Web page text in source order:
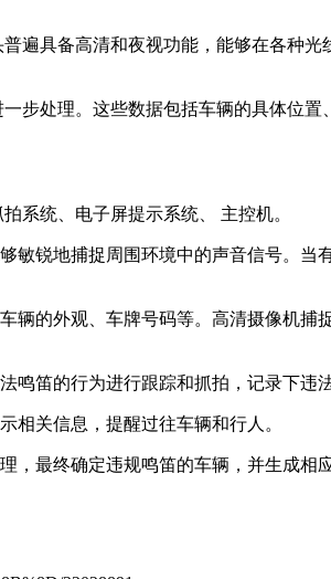
遍具备高清和夜视功能，能够在各种
步处理。这些数据包括车辆的具体位
系统、电子屏提示系统、 主控机。
敏锐地捕捉周围环境中的声音信号。
辆的外观、车牌号码等。高清摄像机
笛的行为进行跟踪和抓拍，记录下违
相关信息，提醒过往车辆和行人‌。
最终确定违规鸣笛的车辆，并生成相